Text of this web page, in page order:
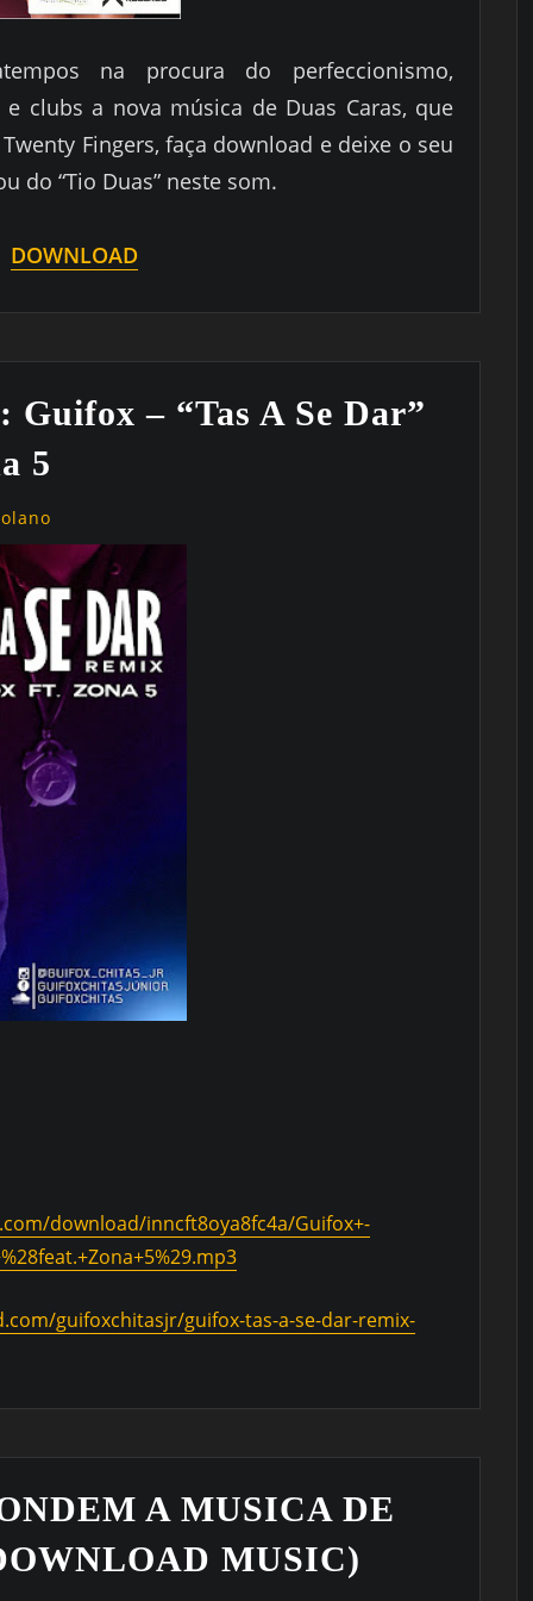
na procura do perfeccionismo,
clubs a nova música de Duas Caras, que
Fingers, faça download e deixe o seu
do “Tio Duas” neste som.
DOWNLOAD
Guifox – “Tas A Se Dar”
5
download/inncft8oya8fc4a/Guifox+-
guifoxchitasjr/guifox-tas-a-se-dar-remix-
A MUSICA DE
MUSIC)